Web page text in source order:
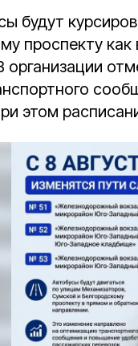
будут
проспекту
организации
этом